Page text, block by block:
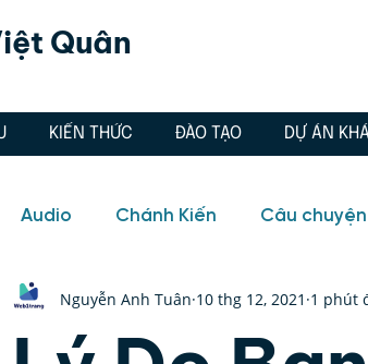
Quân
KIẾN THỨC ĐÀO TẠO DỰ ÁN
Audio Chánh Kiến Câu
Tình yêu Audio Blog
Nguyễn Anh Tuân 10 thg 12, 2021 1 phút